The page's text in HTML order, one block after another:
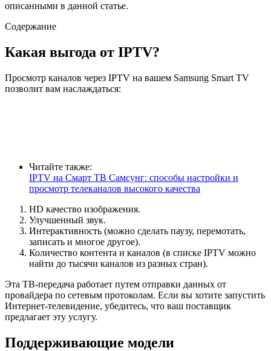
описанными в данной статье.
Содержание
Какая выгода от IPTV?
Просмотр каналов через IPTV на вашем Samsung Smart TV
позволит вам наслаждаться:
Читайте также:
IPTV на Смарт ТВ Самсунг: способы настройки и
просмотр телеканалов высокого качества
HD качество изображения.
Улучшенный звук.
Интерактивность (можно сделать паузу, перемотать,
записать и многое другое).
Количество контента и каналов (в списке IPTV можно
найти до тысячи каналов из разных стран).
Эта ТВ-передача работает путем отправки данных от
провайдера по сетевым протоколам. Если вы хотите запустить
Интернет-телевидение, убедитесь, что ваш поставщик
предлагает эту услугу.
Поддерживающие модели